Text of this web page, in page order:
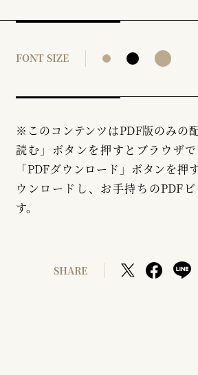
FONT SIZE
※このコンテンツはPDF版のみの
読む」ボタンを押すとブラウザで
「PDFダウンロード」ボタンを押
ウンロードし、お手持ちのPDF
す。
SHARE